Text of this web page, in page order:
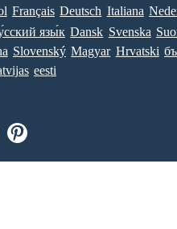
Français Deutsch Italiana
язы́к Dansk Svenska
Slovenský Magyar Hrvatski
eesti